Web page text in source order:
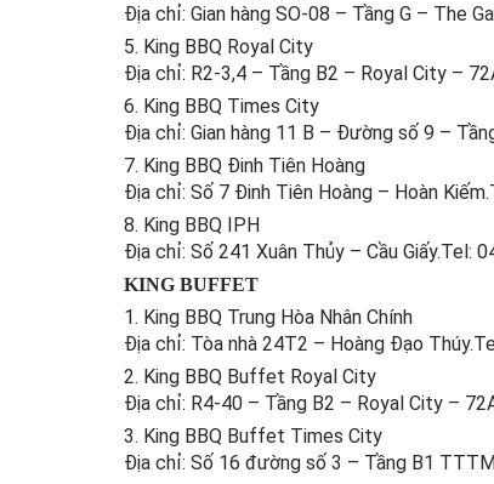
Địa chỉ: Gian hàng SO-08 – Tầng G – The
5. King BBQ Royal City
Địa chỉ: R2-3,4 – Tầng B2 – Royal City –
6. King BBQ Times City
Địa chỉ: Gian hàng 11 B – Đường số 9 –
7. King BBQ Đinh Tiên Hoàng
Địa chỉ: Số 7 Đinh Tiên Hoàng – Hoàn
8. King BBQ IPH
Địa chỉ: Số 241 Xuân Thủy – Cầu Giấy.Tel:
KING BUFFET
1. King BBQ Trung Hòa Nhân Chính
Địa chỉ: Tòa nhà 24T2 – Hoàng Đạo
2. King BBQ Buffet Royal City
Địa chỉ: R4-40 – Tầng B2 – Royal City –
3. King BBQ Buffet Times City
Địa chỉ: Số 16 đường số 3 – Tầng B1